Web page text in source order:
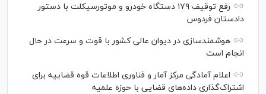
رفع توقیف ۱۷۹ دستگاه خودرو و موتورسیکلت با دستور
دادستان فردوس
هوشمندسازی در دیوان عالی کشور با قوت و سرعت در حال
انجام است
اعلام آمادگی مرکز آمار و فناوری اطلاعات قوه قضاییه برای
اشتراک‌گذاری داده‌های قضایی با حوزه علمیه